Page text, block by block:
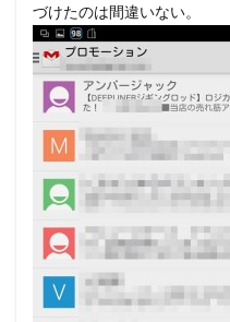
づけたのは間違いない。